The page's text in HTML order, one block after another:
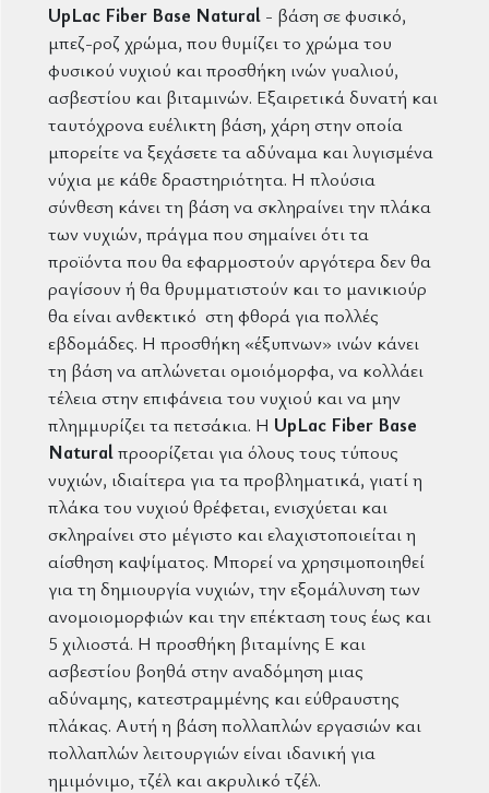
UpLac Fiber Base Natural - βάση σε φυσικό,
μπεζ-ροζ χρώμα, που θυμίζει το χρώμα του
φυσικού νυχιού και προσθήκη ινών γυαλιού,
ασβεστίου και βιταμινών. Εξαιρετικά δυνατή και
ταυτόχρονα ευέλικτη βάση, χάρη στην οποία
μπορείτε να ξεχάσετε τα αδύναμα και λυγισμένα
νύχια με κάθε δραστηριότητα. Η πλούσια
σύνθεση κάνει τη βάση να σκληραίνει την πλάκα
των νυχιών, πράγμα που σημαίνει ότι τα
προϊόντα που θα εφαρμοστούν αργότερα δεν θα
ραγίσουν ή θα θρυμματιστούν και το μανικιούρ
θα είναι ανθεκτικό στη φθορά για πολλές
εβδομάδες. Η προσθήκη «έξυπνων» ινών κάνει
τη βάση να απλώνεται ομοιόμορφα, να κολλάει
τέλεια στην επιφάνεια του νυχιού και να μην
πλημμυρίζει τα πετσάκια. Η UpLac Fiber Base
Naturalπροορίζεται για όλους τους τύπους
νυχιών, ιδιαίτερα για τα προβληματικά, γιατί η
πλάκα του νυχιού θρέφεται, ενισχύεται και
σκληραίνει στο μέγιστο και ελαχιστοποιείται η
αίσθηση καψίματος. Μπορεί να χρησιμοποιηθεί
για τη δημιουργία νυχιών, την εξομάλυνση των
ανομοιομορφιών και την επέκταση τους έως και
5 χιλιοστά. Η προσθήκη βιταμίνης Ε και
ασβεστίου βοηθά στην αναδόμηση μιας
αδύναμης, κατεστραμμένης και εύθραυστης
πλάκας. Αυτή η βάση πολλαπλών εργασιών και
πολλαπλών λειτουργιών είναι ιδανική για
ημιμόνιμο, τζέλ και ακρυλικό τζέλ.